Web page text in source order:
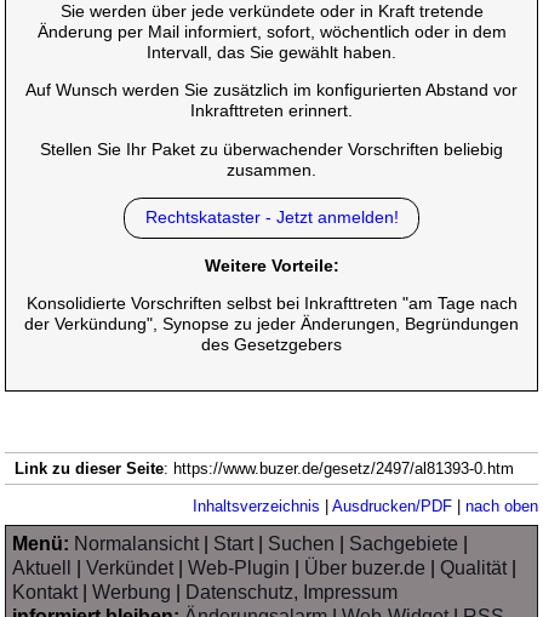
Sie werden über jede verkündete oder in Kraft tretende
Änderung per Mail informiert, sofort, wöchentlich oder in dem
Intervall, das Sie gewählt haben.
Auf Wunsch werden Sie zusätzlich im konfigurierten Abstand vor
Inkrafttreten erinnert.
Stellen Sie Ihr Paket zu überwachender Vorschriften beliebig
zusammen.
Rechtskataster - Jetzt anmelden!
Weitere Vorteile:
Konsolidierte Vorschriften selbst bei Inkrafttreten "am Tage nach
der Verkündung", Synopse zu jeder Änderungen, Begründungen
des Gesetzgebers
Link zu dieser Seite: https://www.buzer.de/gesetz/2497/al81393-0.htm
Inhaltsverzeichnis Ausdrucken/PDF| nach oben
Menü: Normalansicht| Start| Suchen Sachgebiete
Aktuell
|Verkündet|Web-Plugin Über buzer.de |Qualität|
Kontakt|Werbung
Datenschutz, Impressum